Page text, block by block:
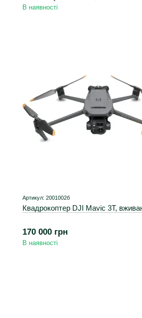
В наявності
Артикул: 2001002б
Квадрокоптер DJI Mavic 3T,
170 000 грн
В наявності